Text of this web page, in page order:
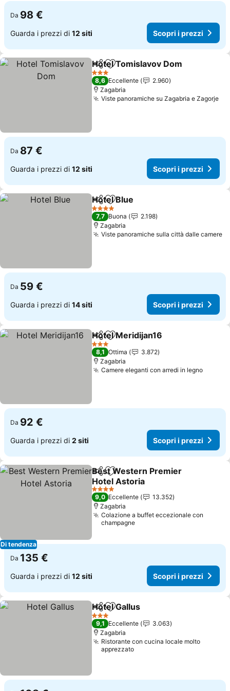
Da 98 €
Guarda i prezzi di 12 siti Scopri i prezzi
CondividiAggiungi ai preferiti
Hotel Tomislavov Dom
3 Stelle
8,6 Eccellente
2.960
Zagabria
Viste panoramiche su Zagabria e Zagorje
Da 87 €
Guarda i prezzi di 12 siti Scopri i prezzi
CondividiAggiungi ai preferiti
Hotel Blue
4 Stelle
7,7 Buona
2.198
Zagabria
Viste panoramiche sulla città dalle camere
Da 59 €
Guarda i prezzi di 14 siti Scopri i prezzi
CondividiAggiungi ai preferiti
Hotel Meridijan16
3 Stelle
8,1 Ottima
3.872
Zagabria
Camere eleganti con arredi in legno
Da 92 €
Guarda i prezzi di 2 siti Scopri i prezzi
Di tendenza
CondividiAggiungi ai preferiti
Best Western Premier
Hotel Astoria
Scopri i prezzi
4 Stelle
9,0 Eccellente
13.352
Zagabria
Colazione a buffet eccezionale con
champagne
Da 135 €
Guarda i prezzi di 12 siti Scopri i prezzi
CondividiAggiungi ai preferiti
Hotel Gallus
3 Stelle
9,1 Eccellente
3.063
Zagabria
Ristorante con cucina locale molto
apprezzato